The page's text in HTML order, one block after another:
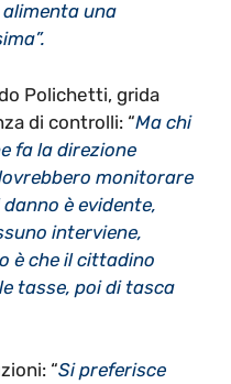
alimenta una
Polichetti, grida
di controlli: “Ma chi
fa la direzione
monitorare
è evidente,
interviene,
è che il cittadino
tasse, poi di tasca
“Si preferisce